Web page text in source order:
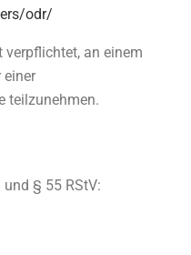
odr/
an einem
einer
teilzunehmen.
§ 55 RStV: